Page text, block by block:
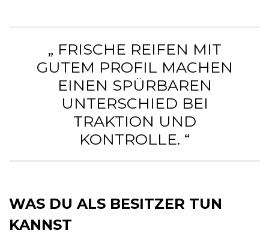
„ FRISCHE REIFEN MIT
GUTEM PROFIL MACHEN
EINEN SPÜRBAREN
UNTERSCHIED BEI
TRAKTION UND
KONTROLLE. “
WAS DU ALS BESITZER TUN
KANNST